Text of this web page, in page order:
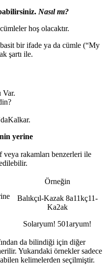
Nasıl mı?
hoş olacaktır.
bir ifade ya da cümle (“My
şartı ile.
Var.
yerine
rakamları benzerleri ile
Örneğin
Balıkçıl-Kazak 8a11kç11-
Ka2ak
Solaryum! 501aryum!
da bilindiği için diğer
Yukarıdaki örnekler sadece
kelimelerden seçilmiştir.